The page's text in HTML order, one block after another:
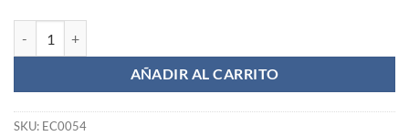
AÑADIR AL CARRITO
SKU: EC0054